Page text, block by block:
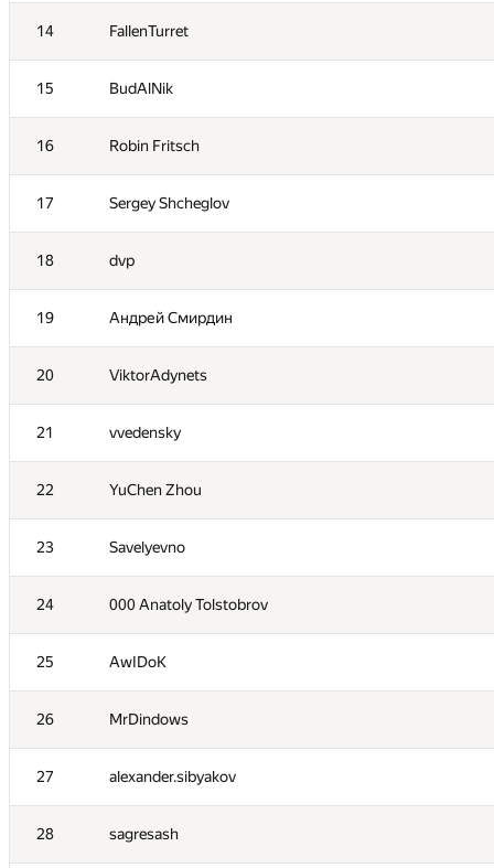
14 FallenTurret
15 BudAlNik
16 Robin Fritsch
17 Sergey Shcheglov
18 dvp
19 Андрей Смирдин
20 ViktorAdynets
21 vvedensky
22 YuChen Zhou
23 Savelyevno
24 000 Anatoly Tolstobrov
25 AwIDoK
26 MrDindows
27 alexander.sibyakov
28 sagresash
1 atokarev82
2 fetetriste
3 qwerty787788
4 NVAL
5 zhelubenkovalexandr
6 lo-r-d4
7 namnefternamn
8 Андрей Борзяк
9 Рамис Ямилов
10 vpike
11 constkir2016